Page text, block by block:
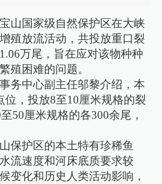
山国家级自然保护区在大峡
殖放流活动，共投放重口裂
万尾，旨在应对该物种种
殖困难的问题。
务中心副主任邬黎介绍，本
位，投放8至10厘米规格的裂
50厘米规格的各300余尾，
保护区的本土特有珍稀鱼
流速度和河床底质要求较
变化和历史人类活动影响，